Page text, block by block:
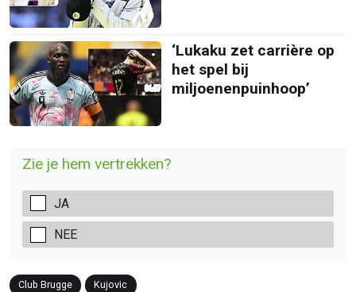
‘Lukaku zet carrière op
het spel bij
miljoenenpuinhoop’
Zie je hem vertrekken?
JA
NEE
Club Brugge Kujovic